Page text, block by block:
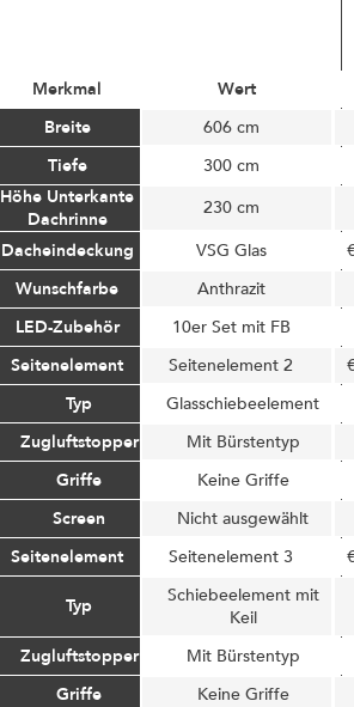
Merkmal
Wert
Breite
606 cm
Tiefe
300 cm
Höhe Unterkante
Dachrinne
230 cm
Dacheindeckung VSG Glas
Wunschfarbe
Anthrazit
LED-Zubehör
10er Set mit FB
Seitenelement Seitenelement 2
Typ
Glasschiebeelement
Zugluftstopper
Mit Bürstentyp
Griffe
Keine Griffe
Screen
Nicht ausgewählt
Seitenelement
Seitenelement 3
Typ
Schiebeelement mit
Keil
Zugluftstopper
Mit Bürstentyp
Griffe
Keine Griffe